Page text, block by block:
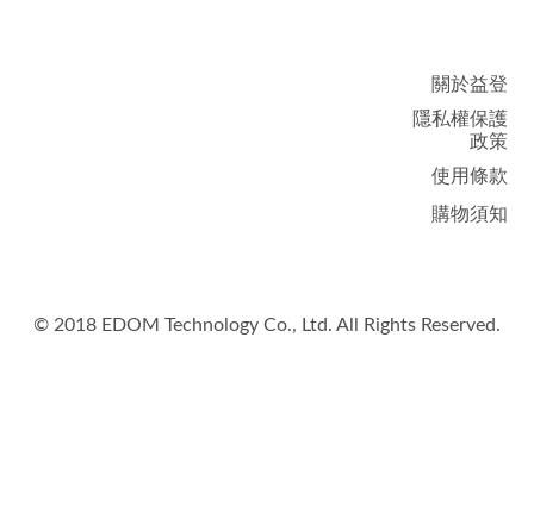
關於益登
隱私權保護
政策
使用條款​
購物須知
© 2018 EDOM Technology Co., Ltd. All Rights Reserved.